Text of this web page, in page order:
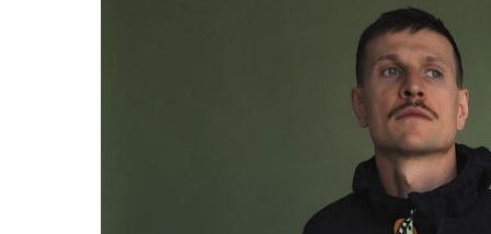
Индивидуальные